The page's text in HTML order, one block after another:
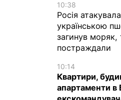
10:38
Росія
українською
загинув моряк,
постраждали
10:14
Квартири,
апартаменти в